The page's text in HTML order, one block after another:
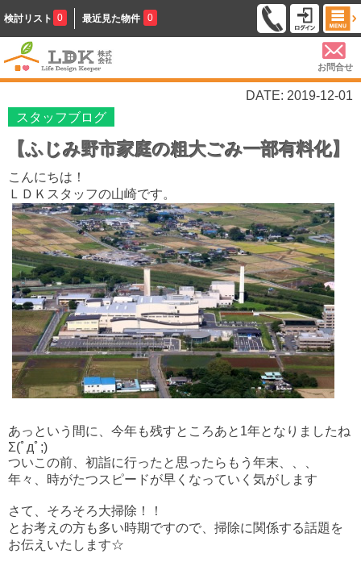
検討リスト 0 最近見た物件 0
お問合せ
DATE: 2019-12-01
スタッフブログ
【ふじみ野市家庭の粗大ごみ一部有料化】
こんにちは！
ＬＤＫスタッフの山崎です。
あっという間に、今年も残すところあと1年となりましたね
Σ(ﾟдﾟ;)
ついこの前、初詣に行ったと思ったらもう年末、、、
年々、時がたつスピードが早くなっていく気がします
さて、そろそろ大掃除！！
とお考えの方も多い時期ですので、掃除に関係する話題を
お伝えいたします☆